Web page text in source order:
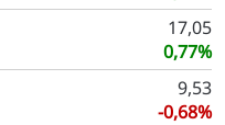
17,05
0,77%
9,53
-0,68%